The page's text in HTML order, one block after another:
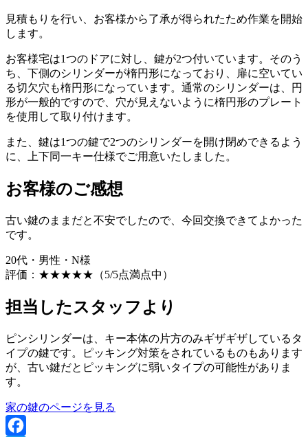
見積もりを行い、お客様から了承が得られたため作業を開始
します。
お客様宅は1つのドアに対し、鍵が2つ付いています。そのう
ち、下側のシリンダーが楕円形になっており、扉に空いてい
る切欠穴も楕円形になっています。通常のシリンダーは、円
形が一般的ですので、穴が見えないように楕円形のプレート
を使用して取り付けます。
また、鍵は1つの鍵で2つのシリンダーを開け閉めできるよう
に、上下同一キー仕様でご用意いたしました。
お客様のご感想
古い鍵のままだと不安でしたので、今回交換できてよかった
です。
20代・男性・N様
評価： ★★★★★ （5/5点満点中）
担当したスタッフより
ピンシリンダーは、キー本体の片方のみギザギザしているタ
イプの鍵です。ピッキング対策をされているものもあります
が、古い鍵だとピッキングに弱いタイプの可能性がありま
す。
家の鍵のページを見る